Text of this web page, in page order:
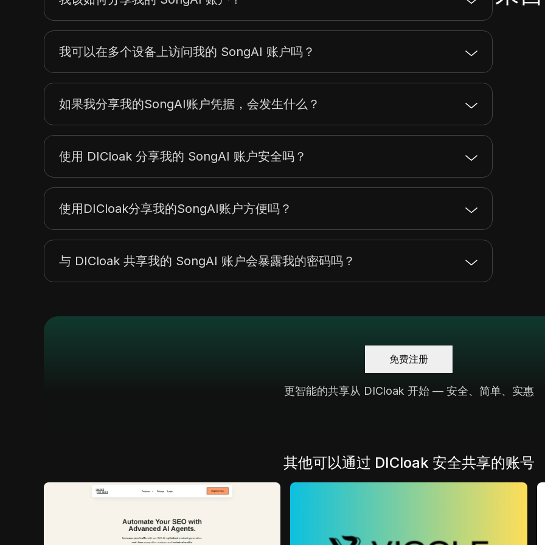
我可以在多个设备上访问我的 SongAI 账户吗？
如果我分享我的SongAI账户凭据，会发生什么？
使用 DICloak 分享我的 SongAI 账户安全吗？
使用DICloak分享我的SongAI账户方便吗？
与 DICloak 共享我的 SongAI 账户会暴露我的密码吗？
免费注册
更智能的共享从 DICloak 开始 — 安全、简单、实惠
其他可以通过 DICloak 安全共享的账号